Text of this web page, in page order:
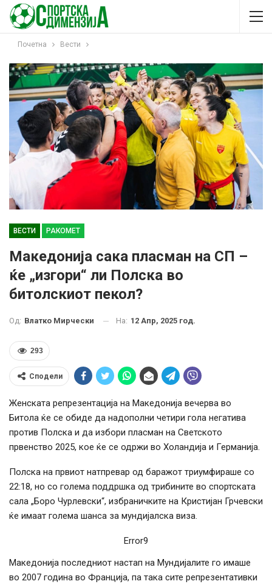
Почетна Вести
ВЕСТИ РАКОМЕТ
Македонија сака пласман на СП –
ќе „изгори“ ли Полска во
битолскиот пекол?
Од: Влатко Мирчески На: 12 Апр, 2025 год.
293
Сподели
Женската репрезентација на Македонија вечерва во
Битола ќе се обиде да надополни четири гола негатива
против Полска и да избори пласман на Светското
првенство 2025, кое ќе се одржи во Холандија и Германија.
Полска на првиот натпревар од баражот триумфираше со
22:18, но со голема поддршка од трибините во спортската
сала „Боро Чурлевски“, избраничките на Кристијан Грчевски
ќе имаат голема шанса за мундијалска виза.
Error9
Македонија последниот настап на Мундијалите го имаше
во 2007 година во Франција, па така сите репрезентативки